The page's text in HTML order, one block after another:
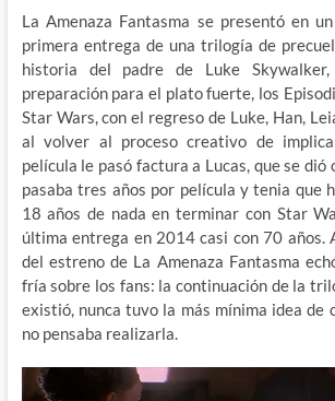
La Amenaza Fantasma se presentó en
primera entrega de una trilogía de
historia del padre de Luke
preparación para el plato fuerte, los
Star Wars, con el regreso de Luke, Han,
al volver al proceso creativo de
película le pasó factura a Lucas, que se dió
pasaba tres años por película y tenia que
18 años de nada en terminar con Star
última entrega en 2014 casi con 70 años.
del estreno de La Amenaza Fantasma
fría sobre los fans: la continuación de la
existió, nunca tuvo la más mínima idea de
no pensaba realizarla.